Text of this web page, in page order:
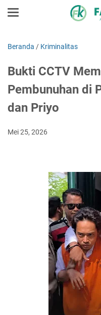
Beranda / Kriminalitas
Bukti CCTV
Pembunuhan di
dan Priyo
Mei 25, 2026